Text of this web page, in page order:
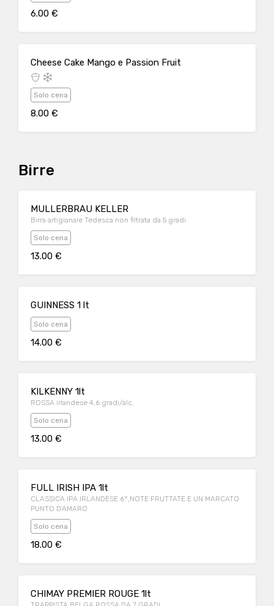
6.00 €
Cheese Cake Mango e Passion Fruit
Solo cena
8.00 €
Birre
MULLERBRAU KELLER
Birra artigianale Tedesca non filtrata da 5 gradi
Solo cena
13.00 €
GUINNESS 1 lt
Solo cena
14.00 €
KILKENNY 1lt
ROSSA irlandese 4,6 gradi/alc.
Solo cena
13.00 €
FULL IRISH IPA 1lt
CLASSICA IPA IRLANDESE 6°,NOTE FRUTTATE E UN MARCATO
PUNTO D'AMARO
Solo cena
18.00 €
CHIMAY PREMIER ROUGE 1lt